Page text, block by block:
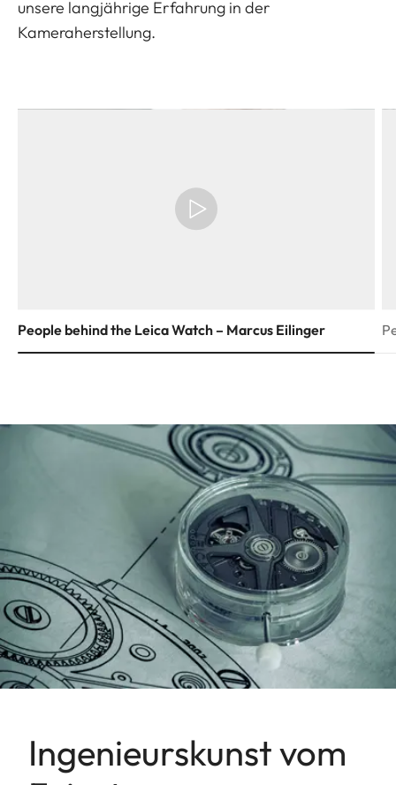
unsere langjährige Erfahrung in der
Kameraherstellung.
People behind the Leica Watch – Marcus Eilinger
Ingenieurskunst vom